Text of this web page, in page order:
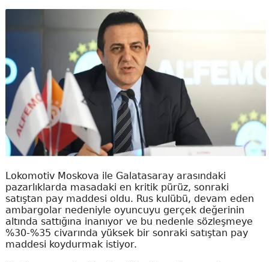
Lokomotiv Moskova ile Galatasaray arasındaki
pazarlıklarda masadaki en kritik pürüz, sonraki
satıştan pay maddesi oldu. Rus kulübü, devam eden
ambargolar nedeniyle oyuncuyu gerçek değerinin
altında sattığına inanıyor ve bu nedenle sözleşmeye
%30-%35 civarında yüksek bir sonraki satıştan pay
maddesi koydurmak istiyor.